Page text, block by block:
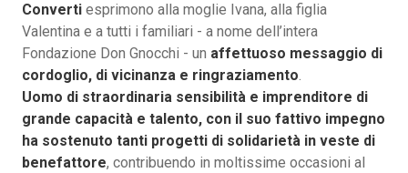
Converti esprimono alla moglie Ivana, alla figlia
Valentina e a tutti i familiari - a nome dell’intera
Fondazione Don Gnocchi - un affettuoso messaggio di
cordoglio, di vicinanza e ringraziamento.
Uomo di straordinaria sensibilità e imprenditore di
grande capacità e talento, con il suo fattivo impegno
ha sostenuto tanti progetti di solidarietà in veste di
benefattore, contribuendo in moltissime occasioni al